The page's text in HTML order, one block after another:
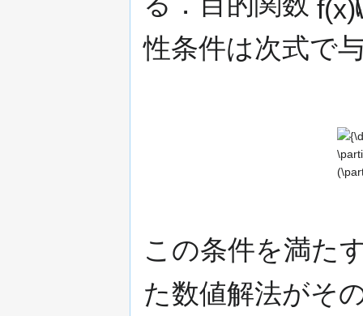
性条件は次式で
0\in
この条件を満た
た数値解法がそ